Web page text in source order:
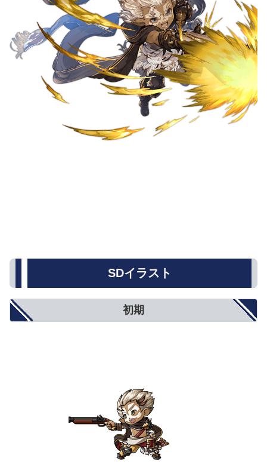
SDイラスト
初期